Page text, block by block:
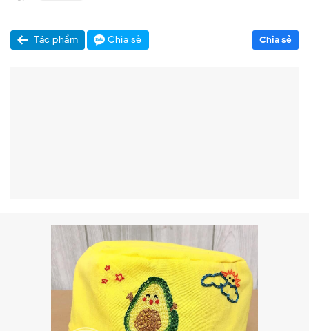
Tác phẩm Chia sẻ Chia sẻ